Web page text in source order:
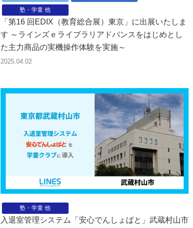
塾・学童 他
「第16 回EDIX（教育総合展）東京」に出展いたしま
す ～ラインズｅライブラリアドバンスをはじめとし
た主力商品の実機操作体験を実施～
2025.04.02
塾・学童 他
入退室管理システム「安心でんしょばと」武蔵村山市